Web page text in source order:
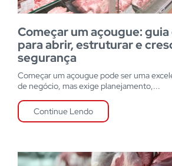
Começar um açougue:
para abrir, estruturar e
segurança
Começar um açougue pode ser uma
de negócio, mas exige planejamento,...
Continue Lendo